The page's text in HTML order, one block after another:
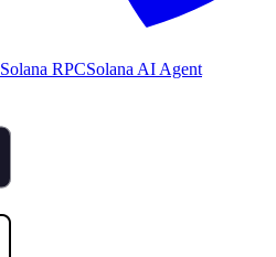
Solana RPCSolana AI Agent